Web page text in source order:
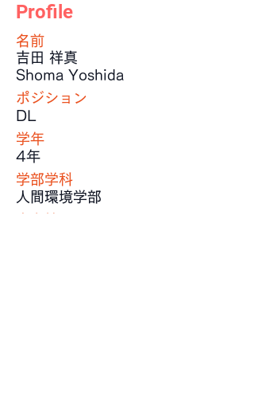
Profile
​名前
吉田 祥真
Shoma Yoshida
ポジション
DL
学年
4年
学部学科
人間環境学部